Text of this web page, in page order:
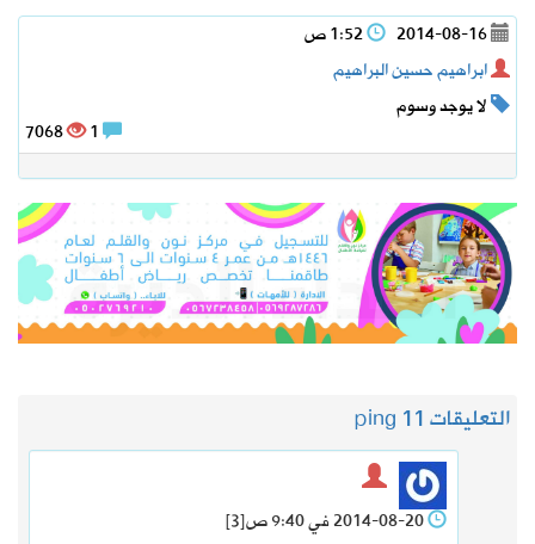
2014-08-16
ابراهيم حسين البراهيم
لا يوجد وسوم
7068
التعليقات 1 1 ping
[3]